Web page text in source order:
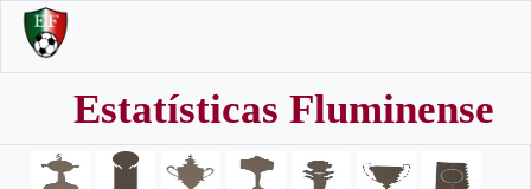
Estatísticas Fluminense